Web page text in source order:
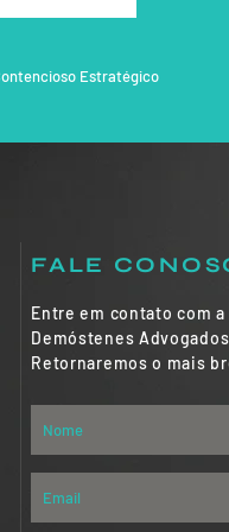
Estratégico
FALE
Entre em contato com
Demóstenes
Retornaremos o mais